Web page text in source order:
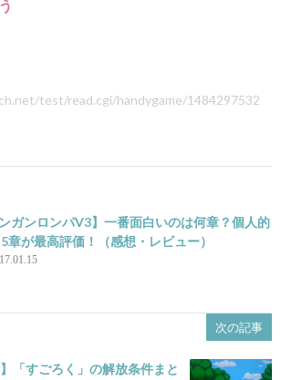
test/read.cgi/handygame/1484297532
ンガンロンパV3】一番面白いのは何章？個人的
章が最高評価！（感想・レビュー）
次の記事
「すごろく」の解放条件まと